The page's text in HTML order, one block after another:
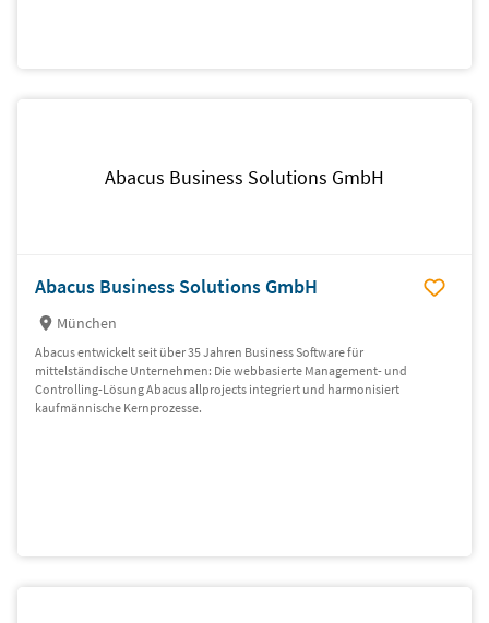
Abacus Business Solutions GmbH
Abacus Business Solutions GmbH
München
Abacus entwickelt seit über 35 Jahren Business Software für
mittelständische Unternehmen: Die webbasierte Management- und
Controlling-Lösung Abacus allprojects integriert und harmonisiert
kaufmännische Kernprozesse.